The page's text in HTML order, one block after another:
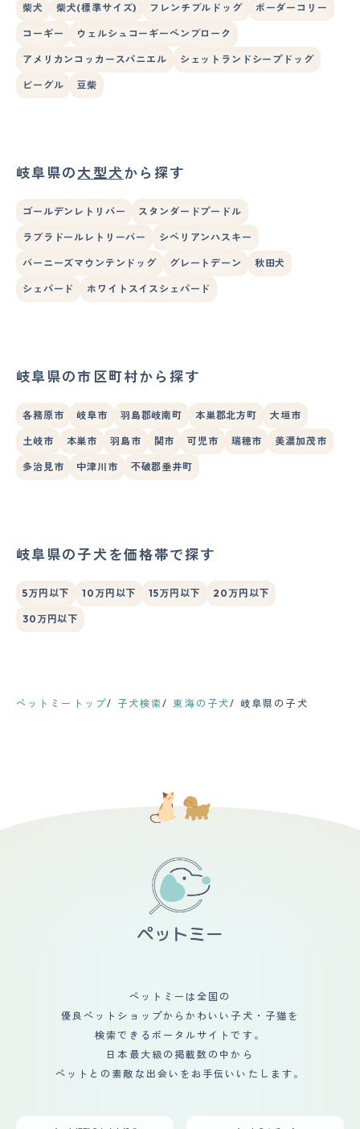
柴犬 柴犬(標準サイズ) フレンチブルドッグ ボーダーコリー
コーギー ウェルシュコーギーペンブローク
アメリカンコッカースパニエル シェットランドシープドッグ
ビーグル 豆柴
岐阜県の大型犬から探す
ゴールデンレトリバー スタンダードプードル
ラブラドールレトリーバー シベリアンハスキー
バーニーズマウンテンドッグ グレートデーン 秋田犬
シェパード ホワイトスイスシェパード
岐阜県の市区町村から探す
各務原市 岐阜市 羽島郡岐南町 本巣郡北方町 大垣市
土岐市 本巣市 羽島市 関市 可児市 瑞穂市 美濃加茂市
多治見市 中津川市 不破郡垂井町
岐阜県の子犬を価格帯で探す
5万円以下 10万円以下 15万円以下 20万円以下
30万円以下
ペットミートップ 子犬検索 東海の子犬 岐阜県の子犬
ペットミーは全国の
優良ペットショップからかわいい子犬・子猫を
検索できるポータルサイトです。
日本最大級の掲載数の中から
ペットとの素敵な出会いをお手伝いいたします。